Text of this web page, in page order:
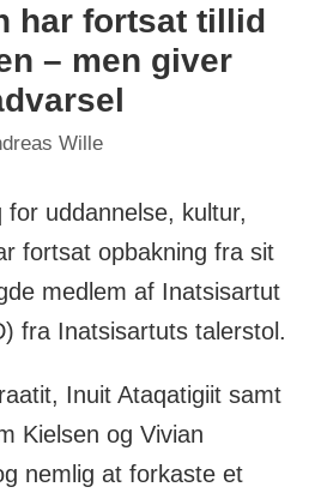
har fortsat tillid
– men giver
Wille
for uddannelse, kultur,
fortsat opbakning fra sit
medlem af Inatsisartut
fra Inatsisartuts talerstol.
Inuit Ataqatigiit samt
Kielsen og Vivian
nemlig at forkaste et